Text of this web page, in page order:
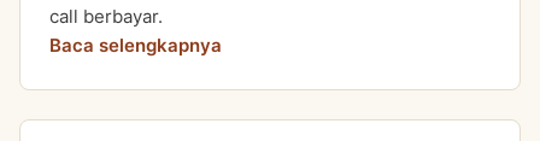
call berbayar.
Baca selengkapnya